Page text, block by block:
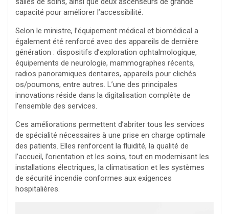
capacité pour améliorer l’accessibilité.
Selon le ministre, l’équipement médical et biomédical a
également été renforcé avec des appareils de dernière
génération : dispositifs d’exploration ophtalmologique,
équipements de neurologie, mammographes récents,
radios panoramiques dentaires, appareils pour clichés
os/poumons, entre autres. L’une des principales
innovations réside dans la digitalisation complète de
l’ensemble des services.
Ces améliorations permettent d’abriter tous les services
de spécialité nécessaires à une prise en charge optimale
des patients. Elles renforcent la fluidité, la qualité de
l’accueil, l’orientation et les soins, tout en modernisant les
installations électriques, la climatisation et les systèmes
de sécurité incendie conformes aux exigences
hospitalières.